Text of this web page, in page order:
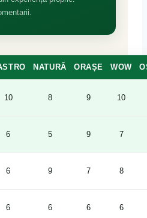
NATURĂ ORAȘE WOW
10 8 9 10
6 5 9 7
6 9 7 8
6 6 6 6